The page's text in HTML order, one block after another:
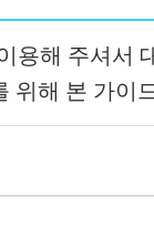
용해 주셔서
위해 본 가이